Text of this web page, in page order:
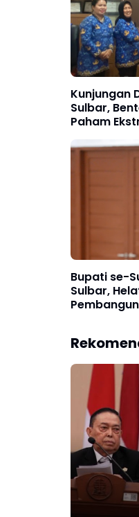
Kunjungan
Sulbar,
Paham
Bupati se-
Sulbar,